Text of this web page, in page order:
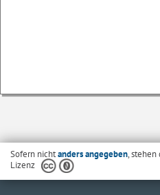
Sofern nichtanders angegeben,
Lizenz